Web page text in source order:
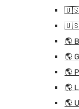
🇺🇸
🇺🇸
🌎
🌎
🌎
🌎
🌎